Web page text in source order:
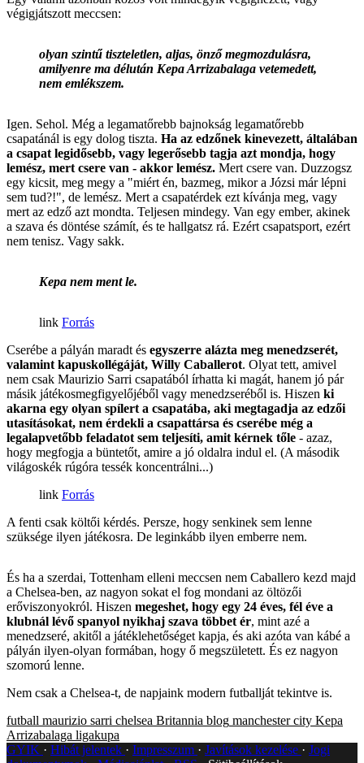
végigjátszott meccsen:
olyan szintű tiszteletlen, aljas, önző megmozdulásra,
amilyenre ma délután Kepa Arrizabalaga vetemedett,
nem emlékszem.
Igen. Sehol. Még a legamatőrebb bajnokság legamatőrebb
csapatánál is egy dolog tiszta. Ha az edzőnek kinevezett, általában
a csapat legidősebb, vagy legerősebb tagja azt mondja, hogy
lemész, mert csere van - akkor lemész. Mert csere van. Duzzogsz
egy kicsit, meg megy a "miért én, bazmeg, mikor a Józsi már lépni
sem tud?!", de lemész. Mert a csapatérdek ezt kívánja meg, vagy
mert az edző azt mondta. Teljesen mindegy. Van egy ember, akinek
a szava és döntése számít, és te hallgatsz rá. Ezért csapatsport, ezért
nem tenisz. Vagy sakk.
Kepa nem ment le.
Forrás
Cserébe a pályán maradt és egyszerre alázta meg menedzserét,
valamint kapuskollégáját, Willy Caballerot. Olyat tett, amivel
nem csak Maurizio Sarri csapatából írhatta ki magát, hanem jó pár
másik játékosmegfigyelőjéből vagy menedzseréből is. Hiszen ki
akarna egy olyan spílert a csapatába, aki megtagadja az edzői
utasításokat, nem érdekli a csapattársa és cserébe még a
legalapvetőbb feladatot sem teljesíti, amit kérnek tőle - azaz,
hogy megfogja a büntetőt, amire a jó oldalra indul el. (A második
világoskék rúgóra tessék koncentrálni...)
Forrás
A fenti csak költői kérdés. Persze, hogy senkinek sem lenne
szüksége ilyen játékosra. De leginkább ilyen emberre nem.
És ha a szerdai, Tottenham elleni meccsen nem Caballero kezd majd
a Chelsea-ben, az nagyon sokat el fog mondani az öltözői
erőviszonyokról. Hiszen megeshet, hogy egy 24 éves, fél éve a
klubnál lévő spanyol nyikhaj szava többet ér, mint azé a
menedzseré, akitől a játéklehetőséget kapja, és aki azóta van kábé a
pályán ilyen-olyan formában, hogy ő megszületett. És ez nagyon
szomorú lenne.
Nem csak a Chelsea-t, de napjaink modern futballját tekintve is.
futball maurizio sarri chelsea Britannia blog manchester city Kepa
Arrizabalaga ligakupa
GYIK
Hibát jelentek Impresszum Javítások kezelése
Jogi